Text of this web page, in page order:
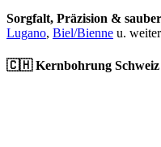
Sorgfalt, Präzision &
Lugano, Biel/Bienne u.
🇨🇭 Kernbohrung